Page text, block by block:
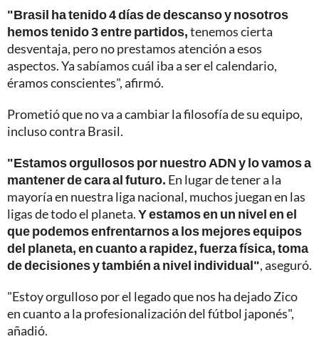
"Brasil ha tenido 4 días de descanso y nosotros
hemos tenido 3 entre partidos,tenemos cierta
desventaja, pero no prestamos atención a esos
aspectos. Ya sabíamos cuál iba a ser el calendario,
éramos conscientes", afirmó.
Prometió que no va a cambiar la filosofía de su equipo,
incluso contra Brasil.
"Estamos orgullosos por nuestro ADN y lo vamos a
mantener de cara al futuro. En lugar de tener a la
mayoría en nuestra liga nacional, muchos juegan en las
ligas de todo el planeta.Y estamos en un nivel en el
que podemos enfrentarnos a los mejores equipos
del planeta, en cuanto a rapidez, fuerza física, toma
de decisiones y también a nivel individual", aseguró.
"Estoy orgulloso por el legado que nos ha dejado Zico
en cuanto a la profesionalización del fútbol japonés",
añadió.